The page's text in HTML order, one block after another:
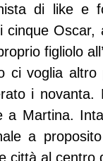
di like e
cinque
figliolo
ci voglia
i novanta.
a Martina.
a
città al centro